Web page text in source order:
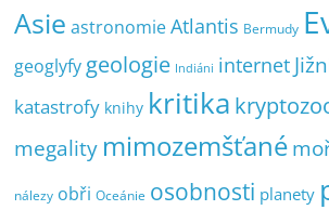
Asie astronomie Atlantis Bermudy
geoglyfy geologie Indiáni internet
katastrofy knihy kritika
megality mimozemšťané
nálezy obři Oceánie osobnosti planety